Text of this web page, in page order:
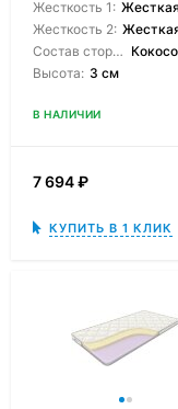
Жесткость 1: Жесткая
Жесткость 2:
Состав сторон: Кокосовая
Высота: 3 см
В НАЛИЧИИ
7 694₽
КУПИТЬ В 1 КЛИК